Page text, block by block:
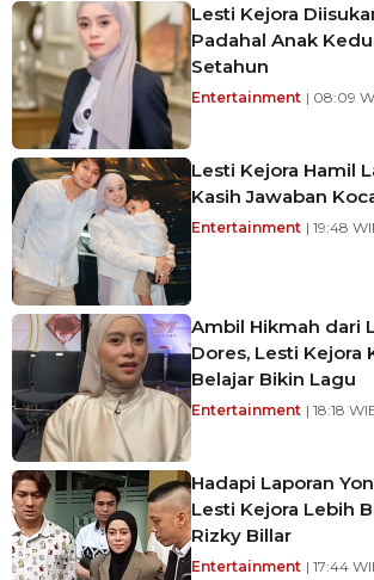
Lesti Kejora
Padahal Anak
Setahun
Entertainment | 08:09
Lesti Kejora Hamil
Kasih Jawaban
Entertainment | 19:48
Ambil Hikmah dari
Dores, Lesti Kejora
Belajar Bikin Lagu
Entertainment | 18:18
Hadapi Laporan
Lesti Kejora Lebih
Rizky Billar
Entertainment | 17:44